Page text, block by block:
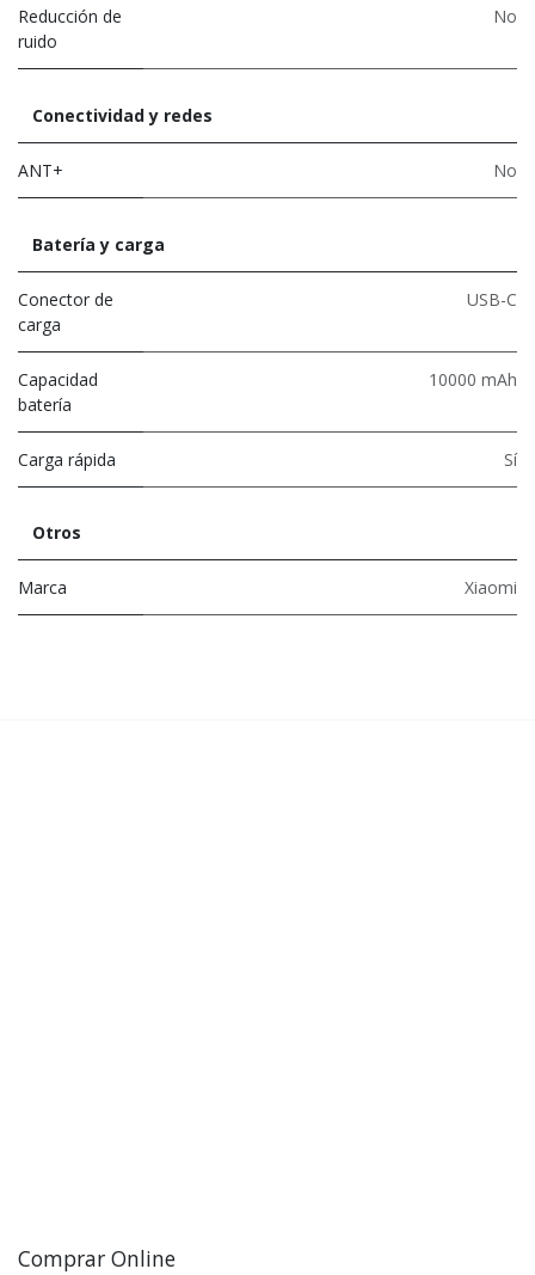
Reducción de
ruido
No
Conectividad y redes
ANT+ No
Batería y carga
Conector de
carga
USB-C
Capacidad
batería
10000 mAh
Carga rápida Sí
Otros
Marca Xiaomi
Comprar Online